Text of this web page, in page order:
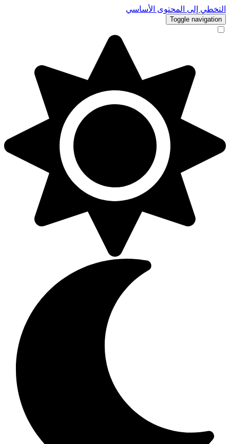
التخطي إلى المحتوى الأساسي
Toggle navigation